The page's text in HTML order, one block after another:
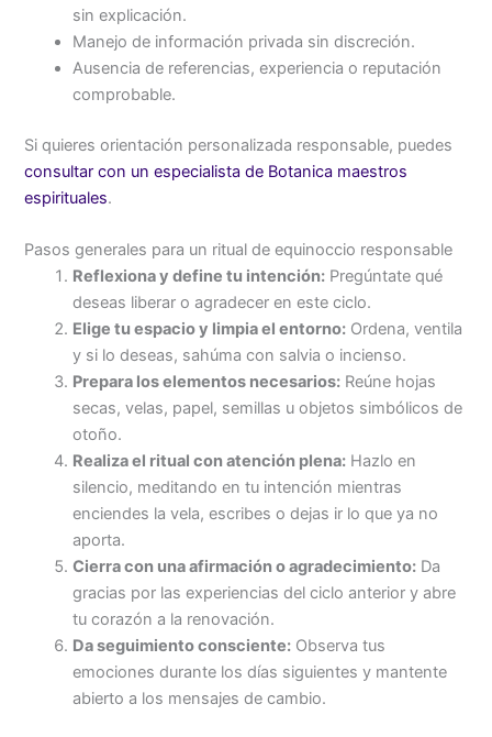
sin explicación.
Manejo de información privada sin discreción.
Ausencia de referencias, experiencia o reputación
comprobable.
Si quieres orientación personalizada responsable, puedes
consultar con un especialista de Botanica maestros
espirituales.
Pasos generales para un ritual de equinoccio responsable
Reflexiona y define tu intención: Pregúntate qué
deseas liberar o agradecer en este ciclo.
Elige tu espacio y limpia el entorno: Ordena, ventila
y si lo deseas, sahúma con salvia o incienso.
Prepara los elementos necesarios: Reúne hojas
secas, velas, papel, semillas u objetos simbólicos de
otoño.
Realiza el ritual con atención plena: Hazlo en
silencio, meditando en tu intención mientras
enciendes la vela, escribes o dejas ir lo que ya no
aporta.
Cierra con una afirmación o agradecimiento: Da
gracias por las experiencias del ciclo anterior y abre
tu corazón a la renovación.
Da seguimiento consciente: Observa tus
emociones durante los días siguientes y mantente
abierto a los mensajes de cambio.